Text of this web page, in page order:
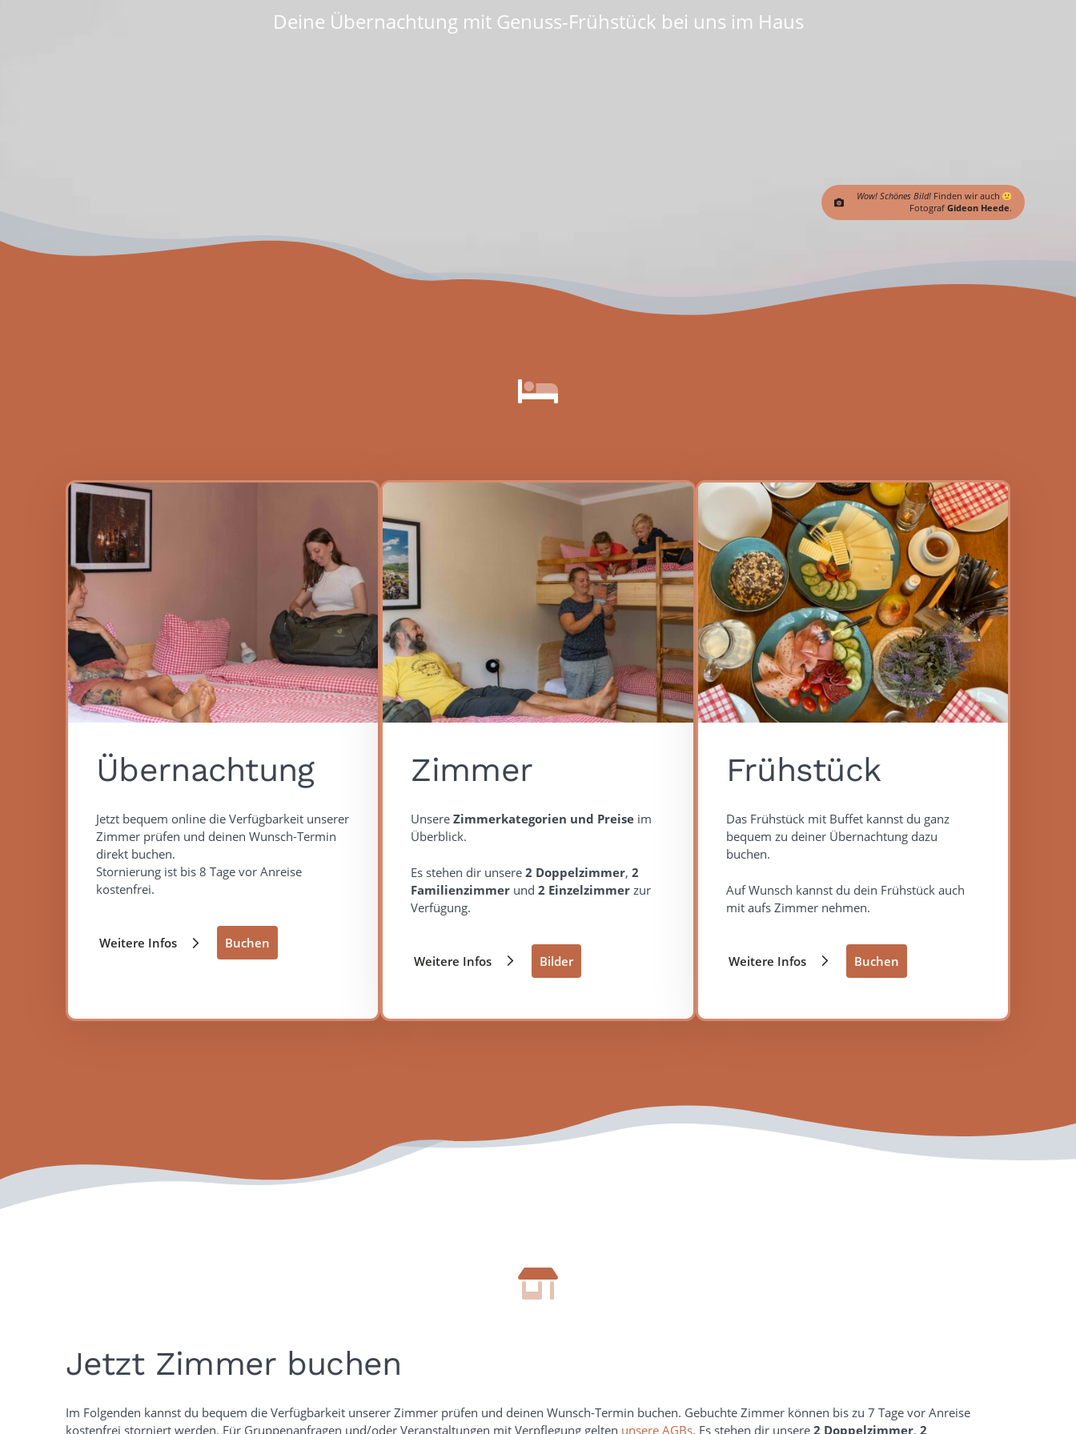
Deine Übernachtung mit Genuss-Frühstück bei uns im Haus
Wow! Schönes Bild!Finden wir auch
Fotograf Gideon Heede.
Übernachtung
Jetzt bequem online die Verfügbarkeit unserer
Zimmer prüfen und deinen Wunsch-Termin
direkt buchen.
Stornierung ist bis 8 Tage vor Anreise
kostenfrei.
Weitere Infos Buchen
Zimmer
UnsereZimmerkategorien und Preise im
Überblick.
Es stehen dir unsere2 Doppelzimmer,2
Familienzimmer und2 Einzelzimmer zur
Verfügung.
Weitere Infos Bilder
Frühstück
Das Frühstück mit Buffet kannst du ganz
bequem zu deiner Übernachtung dazu
buchen.
Auf Wunsch kannst du dein Frühstück auch
mit aufs Zimmer nehmen.
Weitere Infos Buchen
Jetzt Zimmer buchen
Im Folgenden kannst du bequem die Verfügbarkeit unserer Zimmer prüfen und deinen Wunsch-Termin buchen. Gebuchte Zimmer können bis zu 7 Tage vor Anreise
kostenfrei storniert werden. Für Gruppenanfragen und/oder Veranstaltungen mit Verpflegung gelten unsere AGBs. Es stehen dir unsere 2 Doppelzimmer, 2